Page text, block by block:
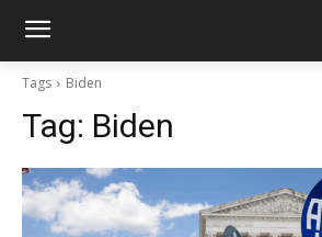
Tags Biden
Tag: Biden